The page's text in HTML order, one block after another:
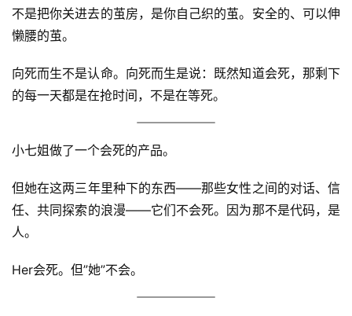
不是把你关进去的茧房，是你自己织的茧。安全的、可以伸
懒腰的茧。
向死而生不是认命。向死而生是说：既然知道会死，那剩下
的每一天都是在抢时间，不是在等死。
小七姐做了一个会死的产品。
但她在这两三年里种下的东西——那些女性之间的对话、信
任、共同探索的浪漫——它们不会死。因为那不是代码，是
人。
Her会死。但”她”不会。